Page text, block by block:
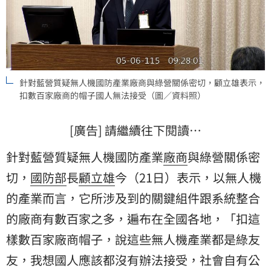
針對藍營質疑無人機國防產業廠商與綠營關係密切，顧立雄表示，
扣數百家廠商的帽子國人無法接受（圖／資料照）
[廣告] 請繼續往下閱讀…
針對藍營質疑無人機國防產業廠商與綠營關係密
切， 國防部長顧立雄今（21日）表示，以無人機
的產業而言，它所涉及到的關鍵組件跟系統整合
的廠商有數百家之多，遍布在全國各地，「扣這
樣數百家廠商帽子，說這些無人機產業都是綠友
友 ，我想國人應該都沒有辦法接受，社會自有公